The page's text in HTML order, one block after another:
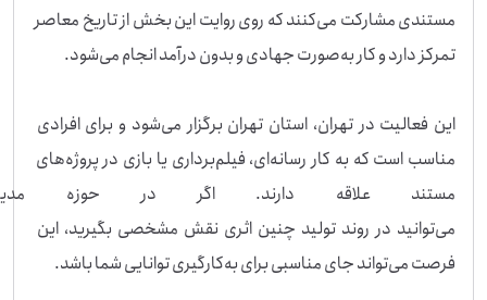
مستندی مشارکت می‌کنند که روی روایت این بخش از تاریخ معاصر
این فعالیت در تهران، استان تهران برگزار می‌شود و برای افرادی
مناسب است که به کار رسانه‌ای، فیلم‌برداری یا بازی در پروژه‌های
مستند علاقه دارند. اگر در حوزه
می‌توانید در روند تولید چنین اثری نقش مشخصی بگیرید، این